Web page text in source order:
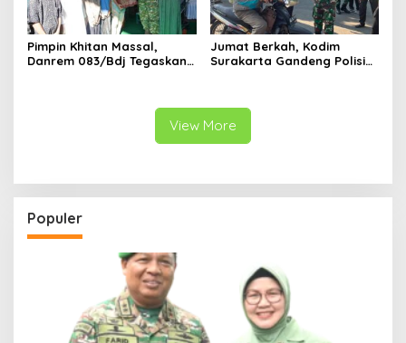
Pimpin Khitan Massal,
Danrem 083/Bdj Tegaskan
Jumat Berkah, Kodim
Surakarta Gandeng Polisi
View More
Populer